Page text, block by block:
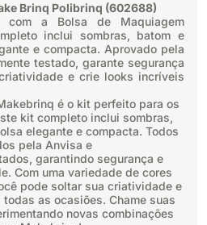
Brinq Polibrinq (602688)
com a Bolsa de Maquiagem
inclui sombras, batom e
e compacta. Aprovado pela
testado, garante segurança
e crie looks incríveis
é o kit perfeito para os
kit completo inclui sombras,
elegante e compacta. Todos
pela Anvisa e
garantindo segurança e
Com uma variedade de cores
pode soltar sua criatividade e
as ocasiões. Chame suas
novas combinações